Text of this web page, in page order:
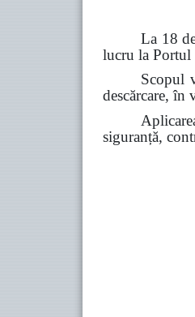
La 18
lucru la
Scopul
descărcare,
siguranță,